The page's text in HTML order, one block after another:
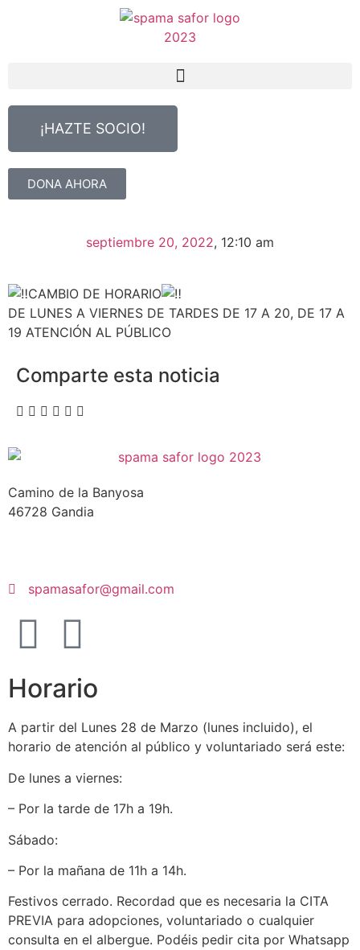
¡HAZTE SOCIO!
DONA AHORA
septiembre 20, 2022, 12:10 am
CAMBIO DE HORARIO
DE LUNES A VIERNES DE TARDES DE 17 A 20, DE 17 A
19 ATENCIÓN AL PÚBLICO
Comparte esta noticia
Camino de la Banyosa
46728 Gandia
spamasafor@gmail.com
Horario
A partir del Lunes 28 de Marzo (lunes incluido), el
horario de atención al público y voluntariado será este:
De lunes a viernes:
– Por la tarde de 17h a 19h.
Sábado:
– Por la mañana de 11h a 14h.
Festivos cerrado. Recordad que es necesaria la CITA
PREVIA para adopciones, voluntariado o cualquier
consulta en el albergue. Podéis pedir cita por Whatsapp